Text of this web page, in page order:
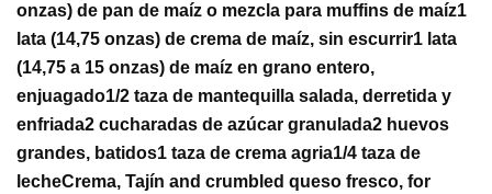
onzas) de pan de maíz o mezcla para muffins de maíz1
lata (14,75 onzas) de crema de maíz, sin escurrir1 lata
(14,75 a 15 onzas) de maíz en grano entero,
enjuagado1/2 taza de mantequilla salada, derretida y
enfriada2 cucharadas de azúcar granulada2 huevos
grandes, batidos1 taza de crema agria1/4 taza de
lecheCrema, Tajín and crumbled queso fresco, for